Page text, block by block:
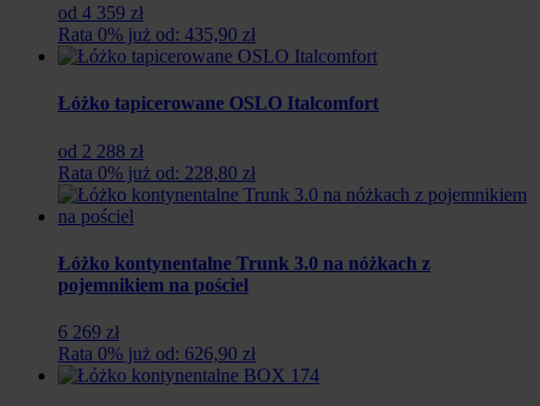
od 4 359 zł
Rata 0% już od: 435,90 zł
Łóżko tapicerowane OSLO Italcomfort
od 2 288 zł
Rata 0% już od: 228,80 zł
Łóżko kontynentalne Trunk 3.0 na nóżkach z
pojemnikiem na pościel
6 269 zł
Rata 0% już od: 626,90 zł